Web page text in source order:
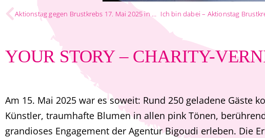
Aktionstag gegen Brustkrebs 17. Mai 2025 in HH Ich bin dabei – Aktionstag
YOUR STORY – CHARITY-
Am 15. Mai 2025 war es soweit: Rund 250 geladene
Künstler, traumhafte Blumen in allen pink Tönen,
grandioses Engagement der Agentur Bigoudi erleben. Die